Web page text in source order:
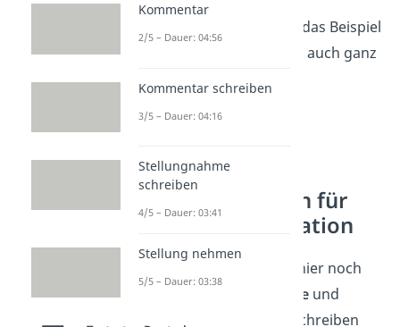
Du kannst dir das Beispiel
für eine Argumentation auch ganz
einfach hier alsPDF
Nützliche
Formulierungen für
eine Argumentation
Zum Schluss siehst du hier noch
Satzbausteineund
, die dir beim Schreiben
Kommentar
2/5 – Dauer: 04:56
Kommentar schreiben
3/5 – Dauer: 04:16
Stellungnahme
schreiben
4/5 – Dauer: 03:41
Stellung nehmen
5/5 – Dauer: 03:38